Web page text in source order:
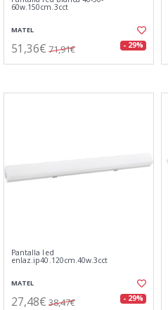
60w.150cm.3cct
MATEL
51,36€ 71,91€ - 29%
Pantalla led
enlaz.ip40.120cm.40w.3cct
MATEL
27,48€ 38,47€ - 29%